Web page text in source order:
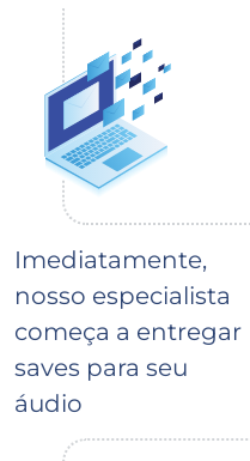
Imediatamente,
nosso especialista
começa a entregar
saves para seu
áudio